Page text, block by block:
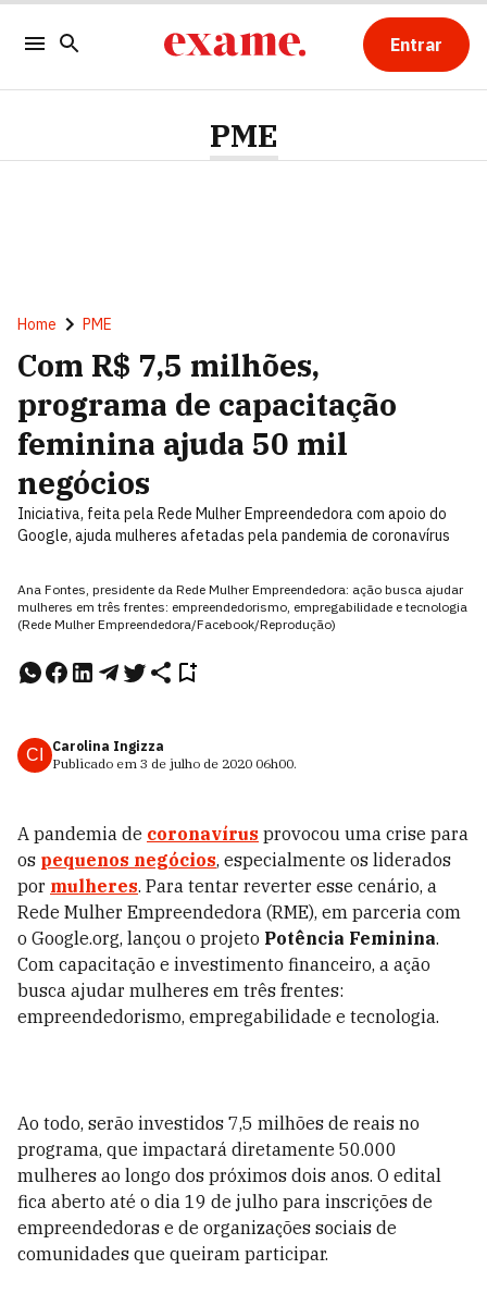
Entrar
PME
Home PME
Com R$ 7,5 milhões,
programa de capacitação
feminina ajuda 50 mil
negócios
Iniciativa, feita pela Rede Mulher Empreendedora com apoio do
Google, ajuda mulheres afetadas pela pandemia de coronavírus
Ana Fontes, presidente da Rede Mulher Empreendedora: ação busca ajudar
mulheres em três frentes: empreendedorismo, empregabilidade e tecnologia
(Rede Mulher Empreendedora/Facebook/Reprodução)
CI
Carolina Ingizza
Publicado em 3 de julho de 2020 06h00.
A pandemia de coronavírus provocou uma crise para
os pequenos negócios, especialmente os liderados
por mulheres. Para tentar reverter esse cenário, a
Rede Mulher Empreendedora (RME), em parceria com
o Google.org, lançou o projeto Potência Feminina.
Com capacitação e investimento financeiro, a ação
busca ajudar mulheres em três frentes:
empreendedorismo, empregabilidade e tecnologia.
Ao todo, serão investidos 7,5 milhões de reais no
programa, que impactará diretamente 50.000
mulheres ao longo dos próximos dois anos. O edital
fica aberto até o dia 19 de julho para inscrições de
empreendedoras e de organizações sociais de
comunidades que queiram participar.